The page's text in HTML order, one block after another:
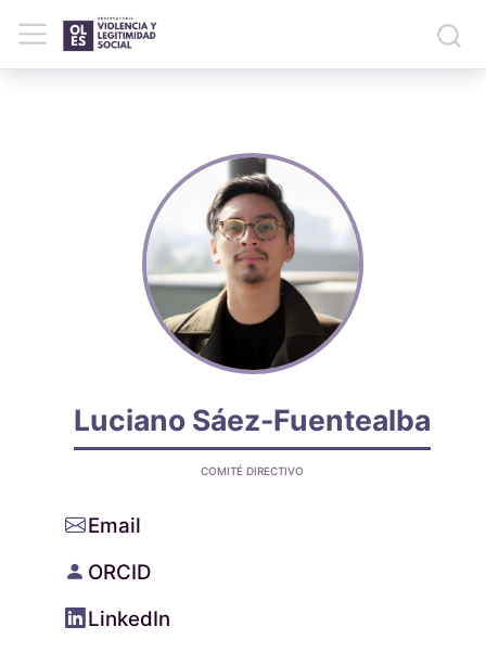
Luciano Sáez-Fuentealba
COMITÉ DIRECTIVO
Email
ORCID
LinkedIn